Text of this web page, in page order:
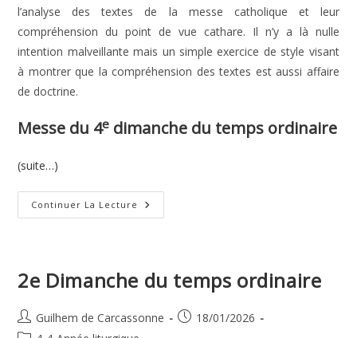
l’analyse des textes de la messe catholique et leur
compréhension du point de vue cathare. Il n’y a là nulle
intention malveillante mais un simple exercice de style visant
à montrer que la compréhension des textes est aussi affaire
de doctrine.
Messe du 4e dimanche du temps ordinaire
(suite…)
Continuer La Lecture 4e
Dimanche
2e Dimanche du temps ordinaire
Auteur/autrice
de
Guilhem de Carcassonne
Publication
18/01/2026